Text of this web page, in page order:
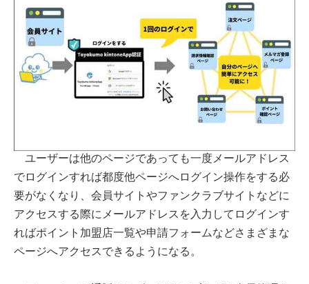
ユーザーは他のページであっても一度メールアドレス
でログインすれば都度他ページへログイン操作をする必
要がなくなり、会員サイトやファンクラブサイトなどに
アクセスする際にメールアドレスを入力してログインす
ればポイント加盟店一覧や申請フォームなどさまざまな
ページへアクセスできるようになる。